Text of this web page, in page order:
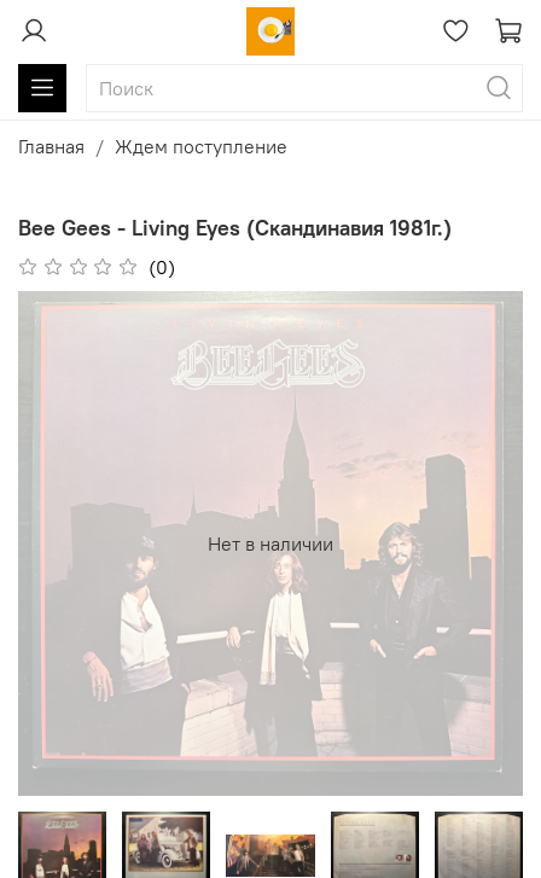
Главная Ждем поступление
Bee Gees - Living Eyes (Скандинавия 1981г.)
(0)
Нет в наличии